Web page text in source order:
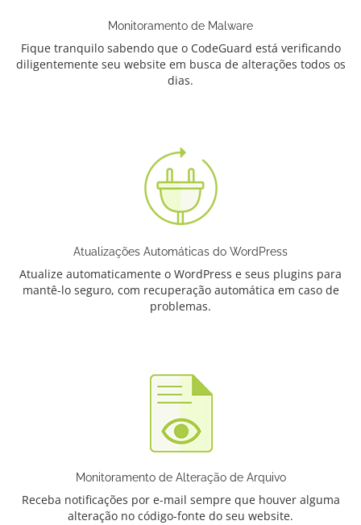
Monitoramento de Malware
Fique tranquilo sabendo que o CodeGuard está verificando
diligentemente seu website em busca de alterações todos os
dias.
Atualizações Automáticas do WordPress
Atualize automaticamente o WordPress e seus plugins para
mantê-lo seguro, com recuperação automática em caso de
problemas.
Monitoramento de Alteração de Arquivo
Receba notificações por e-mail sempre que houver alguma
alteração no código-fonte do seu website.